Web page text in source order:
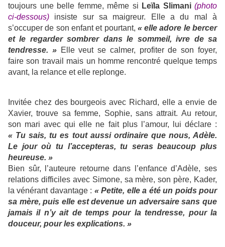
toujours une belle femme, même si Leïla Slimani (photo
ci-dessous) insiste sur sa maigreur. Elle a du mal à
s’occuper de son enfant et pourtant, « elle adore le bercer
et le regarder sombrer dans le sommeil, ivre de sa
tendresse. »Elle veut se calmer, profiter de son foyer,
faire son travail mais un homme rencontré quelque temps
avant, la relance et elle replonge.
Invitée chez des bourgeois avec Richard, elle a envie de
Xavier, trouve sa femme, Sophie, sans attrait. Au retour,
son mari avec qui elle ne fait plus l’amour, lui déclare :
« Tu sais, tu es tout aussi ordinaire que nous, Adèle.
Le jour où tu l’accepteras, tu seras beaucoup plus
heureuse. »
Bien sûr, l’auteure retourne dans l’enfance d’Adèle, ses
relations difficiles avec Simone, sa mère, son père, Kader,
la vénérant davantage : « Petite, elle a été un poids pour
sa mère, puis elle est devenue un adversaire sans que
jamais il n’y ait de temps pour la tendresse, pour la
douceur, pour les explications. »